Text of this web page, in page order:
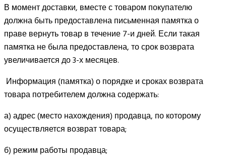
В момент доставки, вместе с товаром покупателю
должна быть предоставлена письменная памятка о
праве вернуть товар в течение 7-и дней. Если такая
памятка не была предоставлена, то срок возврата
увеличивается до 3-х месяцев.
Информация (памятка) о порядке и сроках возврата
товара потребителем должна содержать:
а) адрес (место нахождения) продавца, по которому
осуществляется возврат товара;
б) режим работы продавца;